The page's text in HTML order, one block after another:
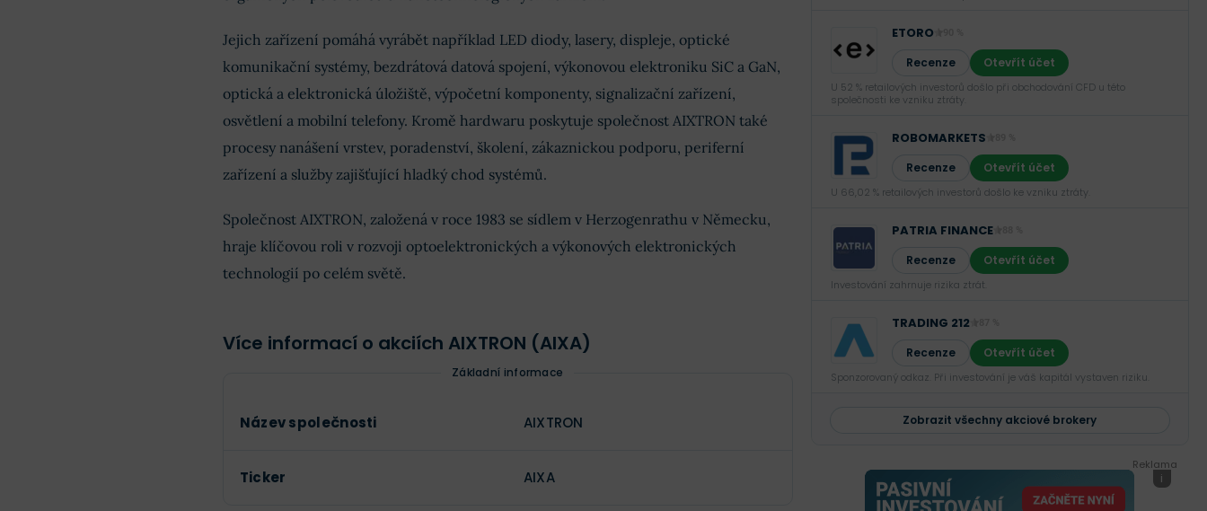
Jejich zařízení pomáhá vyrábět například LED diody, lasery, displeje, optické
komunikační systémy, bezdrátová datová spojení, výkonovou elektroniku SiC a GaN,
optická a elektronická úložiště, výpočetní komponenty, signalizační zařízení,
osvětlení a mobilní telefony. Kromě hardwaru poskytuje společnost AIXTRON také
procesy nanášení vrstev, poradenství, školení, zákaznickou podporu, periferní
zařízení a služby zajišťující hladký chod systémů.
Společnost AIXTRON, založená v roce 1983 se sídlem v Herzogenrathu v Německu,
hraje klíčovou roli v rozvoji optoelektronických a výkonových elektronických
technologií po celém světě.
Více informací o akciích AIXTRON (AIXA)
Základní informace
Název společnosti AIXTRON
Ticker AIXA
ETORO
Recenze Otevřít účet
U 52 % retailových investorů došlo při obchodování CFD u této
společnosti ke vzniku ztráty.
ROBOMARKETS
Recenze Otevřít účet
U 66,02 % retailových investorů došlo ke vzniku ztráty.
PATRIA FINANCE
Recenze Otevřít účet
Investování zahrnuje rizika ztrát.‎
TRADING 212
Recenze Otevřít účet
Sponzorovaný odkaz. Při investování je váš kapitál vystaven riziku.
Zobrazit všechny akciové brokery
Reklama
i